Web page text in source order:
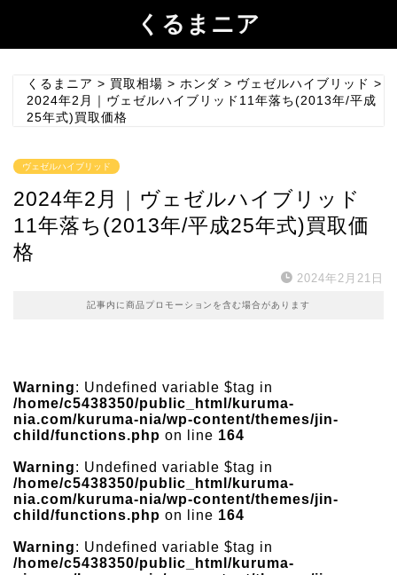
くるまニア
くるまニア > 買取相場 > ホンダ > ヴェゼルハイブリッド >
2024年2月｜ヴェゼルハイブリッド11年落ち(2013年/平成
25年式)買取価格
ヴェゼルハイブリッド
2024年2月｜ヴェゼルハイブリッド
11年落ち(2013年/平成25年式)買取価
格
2024年2月21日
記事内に商品プロモーションを含む場合があります
Warning: Undefined variable $tag in
/home/c5438350/public_html/kuruma-
nia.com/kuruma-nia/wp-content/themes/jin-
child/functions.php on line 164
Warning: Undefined variable $tag in
/home/c5438350/public_html/kuruma-
nia.com/kuruma-nia/wp-content/themes/jin-
child/functions.php on line 164
Warning: Undefined variable $tag in
/home/c5438350/public_html/kuruma-